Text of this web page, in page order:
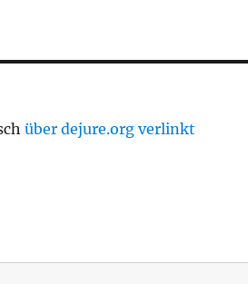
über dejure.org verlinkt